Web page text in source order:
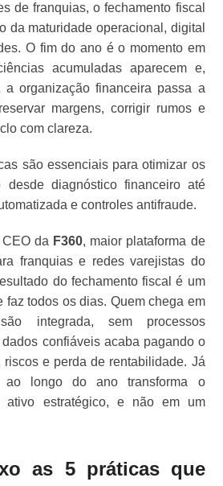
de franquias, o fechamento fiscal
da maturidade operacional, digital
O fim do ano é o momento em
acumuladas aparecem e,
a organização financeira passa a
margens, corrigir rumos e
com clareza.
são essenciais para otimizar os
desde diagnóstico financeiro até
e controles antifraude.
da F360, maior plataforma de
franquias e redes varejistas do
do fechamento fiscal é um
faz todos os dias. Quem chega em
integrada, sem processos
confiáveis acaba pagando o
riscos e perda de rentabilidade. Já
ao longo do ano transforma o
ativo estratégico, e não em um
as 5 práticas que